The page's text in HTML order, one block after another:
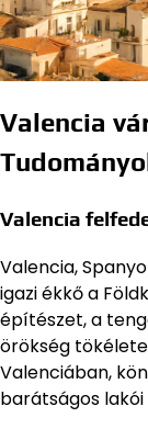
Valencia
Valencia
Valencia,
igazi ékkő a
építészet, a
örökség
Valenciában,
barátságos